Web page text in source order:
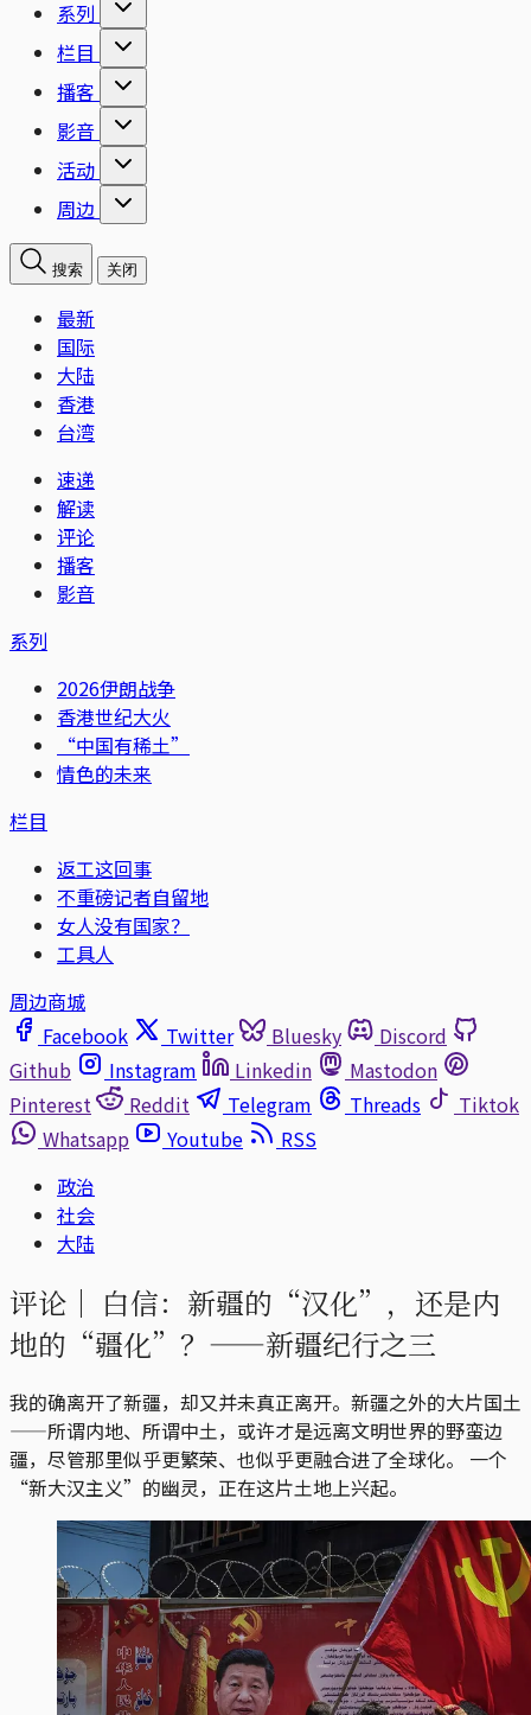
系列
栏目
播客
影音
活动
周边
搜索 关闭
最新
国际
大陆
香港
台湾
速递
解读
评论
播客
影音
系列
2026伊朗战争
香港世纪大火
“中国有稀土”
情色的未来
栏目
返工这回事
不重磅记者自留地
女人没有国家？
工具人
周边商城
Facebook
Twitter Bluesky
Discord
Github
Instagram Linkedin
Mastodon
Pinterest
Reddit Telegram Threads
Tiktok
Whatsapp
Youtube
RSS
政治
社会
大陆
评论｜ 白信：新疆的“汉化”，还是内
地的“疆化”？——新疆纪行之三
我的确离开了新疆，却又并未真正离开。新疆之外的大片国土
——所谓内地、所谓中土，或许才是远离文明世界的野蛮边
疆，尽管那里似乎更繁荣、也似乎更融合进了全球化。 一个
“新大汉主义”的幽灵，正在这片土地上兴起。